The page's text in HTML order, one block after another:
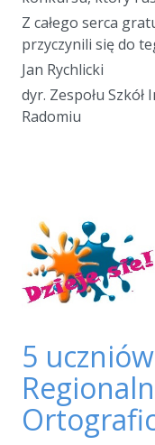
Z całego serca
przyczynili się do
Jan Rychlicki
dyr. Zespołu Szkół
Radomiu
5